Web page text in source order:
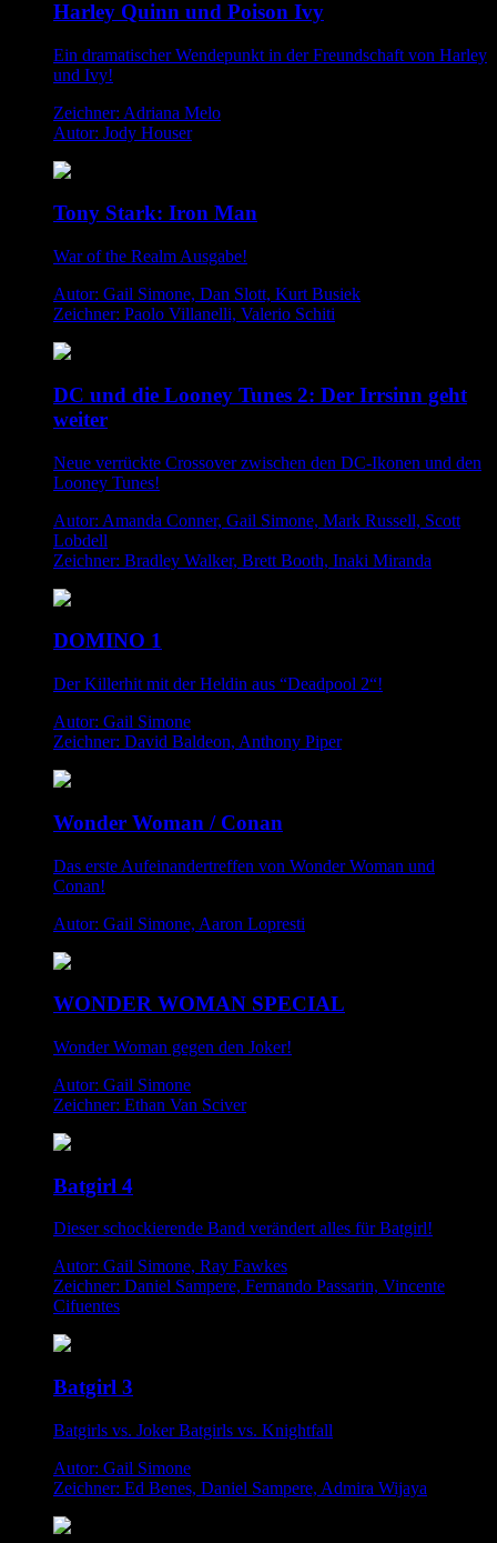
Harley Quinn und Poison Ivy
Ein dramatischer Wendepunkt in der Freundschaft von Harley
und Ivy!
Zeichner: Adriana Melo
Autor: Jody Houser
Tony Stark: Iron Man
War of the Realm Ausgabe!
Autor: Gail Simone, Dan Slott, Kurt Busiek
Zeichner: Paolo Villanelli, Valerio Schiti
DC und die Looney Tunes 2: Der Irrsinn geht
weiter
Neue verrückte Crossover zwischen den DC-Ikonen und den
Looney Tunes!
Autor: Amanda Conner, Gail Simone, Mark Russell, Scott
Lobdell
Zeichner: Bradley Walker, Brett Booth, Inaki Miranda
DOMINO 1
Der Killerhit mit der Heldin aus “Deadpool 2“!
Autor: Gail Simone
Zeichner: David Baldeon, Anthony Piper
Wonder Woman / Conan
Das erste Aufeinandertreffen von Wonder Woman und
Conan!
Autor: Gail Simone, Aaron Lopresti
WONDER WOMAN SPECIAL
Wonder Woman gegen den Joker!
Autor: Gail Simone
Zeichner: Ethan Van Sciver
Batgirl 4
Dieser schockierende Band verändert alles für Batgirl!
Autor: Gail Simone, Ray Fawkes
Zeichner: Daniel Sampere, Fernando Passarin, Vincente
Cifuentes
Batgirl 3
Batgirls vs. Joker Batgirls vs. Knightfall
Autor: Gail Simone
Zeichner: Ed Benes, Daniel Sampere, Admira Wijaya